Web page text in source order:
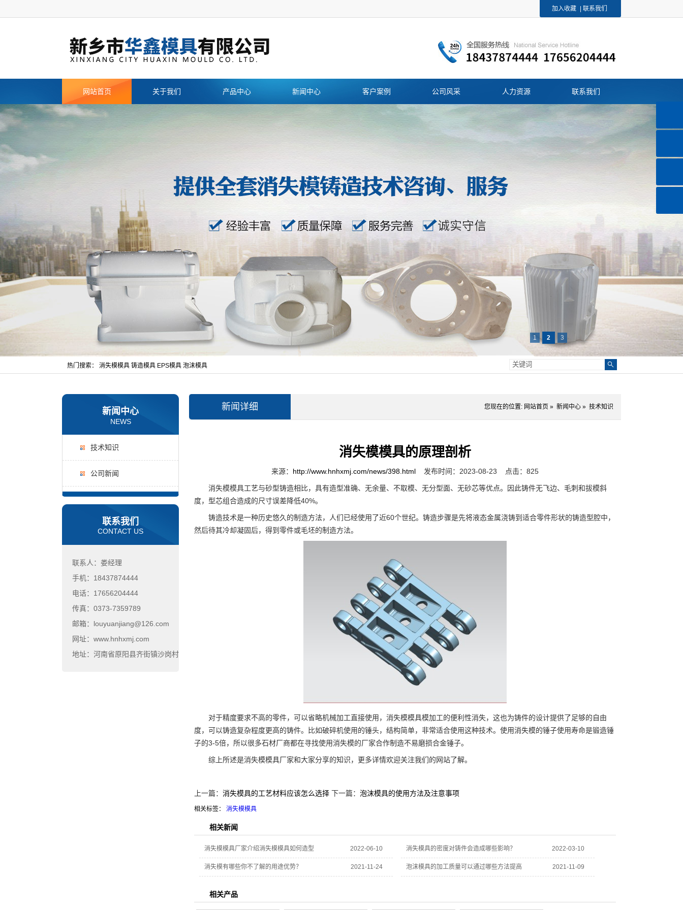
加入收藏 联系我们
网站首页 关于我们 产品中心 新闻中心 客户案例 公司风采 人力资源 联系我们
1 2 3
热门搜索： 消失模模具 铸造模具 EPS模具 泡沫模具
新闻中心
NEWS
技术知识
公司新闻
联系我们
CONTACT US
联系人：娄经理
手机：18437874444
电话：17656204444
传真：0373-7359789
邮箱：louyuanjiang@126.com
网址：www.hnhxmj.com
地址：河南省原阳县齐街镇沙岗村
您现在的位置: 网站首页 » 新闻中心 » 技术知识
新闻详细
消失模模具的原理剖析
来源： http://www.hnhxmj.com/news/398.html 发布时间：2023-08-23 点击：825
消失模模具工艺与砂型铸造相比，具有造型准确、无余量、不取模、无分型面、无砂芯等优点。因此铸件无飞边、毛刺和拔模斜
度，型芯组合造成的尺寸误差降低40%。
铸造技术是一种历史悠久的制造方法，人们已经使用了近60个世纪。铸造步骤是先将液态金属浇铸到适合零件形状的铸造型腔中，
然后待其冷却凝固后，得到零件或毛坯的制造方法。
对于精度要求不高的零件，可以省略机械加工直接使用，消失模模具模加工的便利性消失，这也为铸件的设计提供了足够的自由
度，可以铸造复杂程度更高的铸件。比如破碎机使用的锤头，结构简单，非常适合使用这种技术。使用消失模的锤子使用寿命是锻造锤
子的3-5倍，所以很多石材厂商都在寻找使用消失模的厂家合作制造不易磨损合金锤子。
综上所述是消失模模具厂家和大家分享的知识，更多详情欢迎关注我们的网站了解。
上一篇： 消失模具的工艺材料应该怎么选择 下一篇： 泡沫模具的使用方法及注意事项
相关标签： 消失模模具
相关新闻
2022-06-10
消失模模具厂家介绍消失模模具如何造型 2022-03-10
消失模具的密度对铸件会造成哪些影响？
2021-11-24
消失模有哪些你不了解的用途优势？ 2021-11-09
泡沫模具的加工质量可以通过哪些方法提高
相关产品